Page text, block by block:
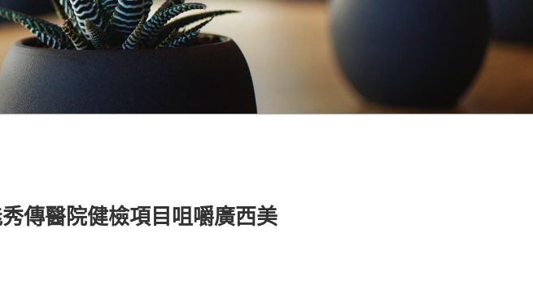
傳醫院健檢項目咀嚼廣西美